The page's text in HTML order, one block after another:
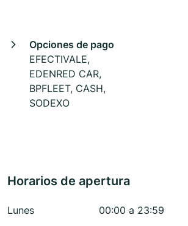
Opciones de pago
EFECTIVALE,
EDENRED CAR,
BPFLEET, CASH,
SODEXO
Horarios de apertura
Lunes
00:00 a 23:59